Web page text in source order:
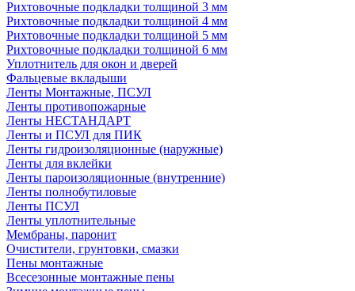
Рихтовочные подкладки толщиной 3 мм
Рихтовочные подкладки толщиной 4 мм
Рихтовочные подкладки толщиной 5 мм
Рихтовочные подкладки толщиной 6 мм
Уплотнитель для окон и дверей
Фальцевые вкладыши
Ленты Монтажные, ПСУЛ
Ленты противопожарные
Ленты НЕСТАНДАРТ
Ленты и ПСУЛ для ПИК
Ленты гидроизоляционные (наружные)
Ленты для вклейки
Ленты пароизоляционные (внутренние)
Ленты полнобутиловые
Ленты ПСУЛ
Ленты уплотнительные
Мембраны, паронит
Очистители, грунтовки, смазки
Пены монтажные
Всесезонные монтажные пены